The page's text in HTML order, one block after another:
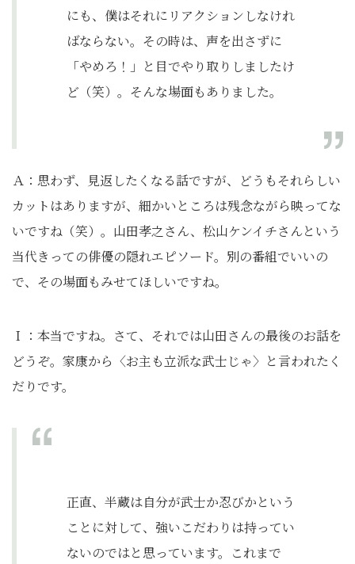
にも、僕はそれにリアクションしなけれ
ばならない。その時は、声を出さずに
「やめろ！」と目でやり取りしましたけ
ど（笑）。そんな場面もありました。
Ａ：思わず、見返したくなる話ですが、どうもそれらしい
カットはありますが、細かいところは残念ながら映ってな
いですね（笑）。山田孝之さん、松山ケンイチさんという
当代きっての俳優の隠れエピソード。別の番組でいいの
で、その場面もみせてほしいですね。
Ｉ：本当ですね。さて、それでは山田さんの最後のお話を
どうぞ。家康から〈お主も立派な武士じゃ〉と言われたく
だりです。
正直、半蔵は自分が武士か忍びかという
ことに対して、強いこだわりは持ってい
ないのではと思っています。これまで